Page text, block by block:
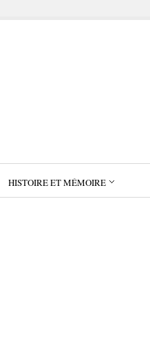
HISTOIRE ET MÉMOIRE